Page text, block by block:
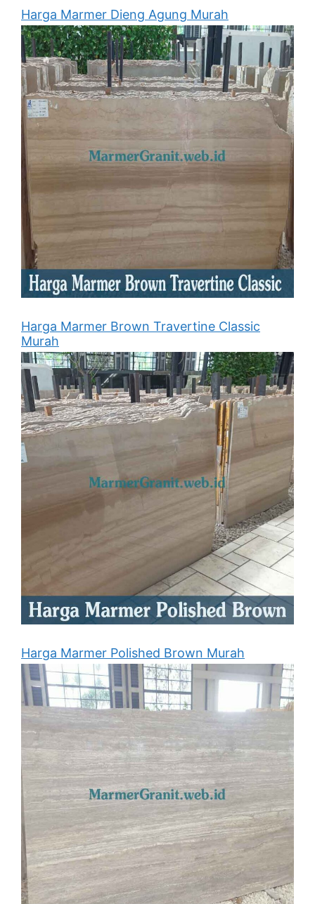
Harga Marmer Dieng Agung Murah
Harga Marmer Brown Travertine Classic
Murah
Harga Marmer Polished Brown Murah